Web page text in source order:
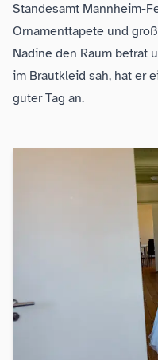
Standesamt Mannheim-
Ornamenttapete und
Nadine den Raum betrat
im Brautkleid sah, hat er
guter Tag an.